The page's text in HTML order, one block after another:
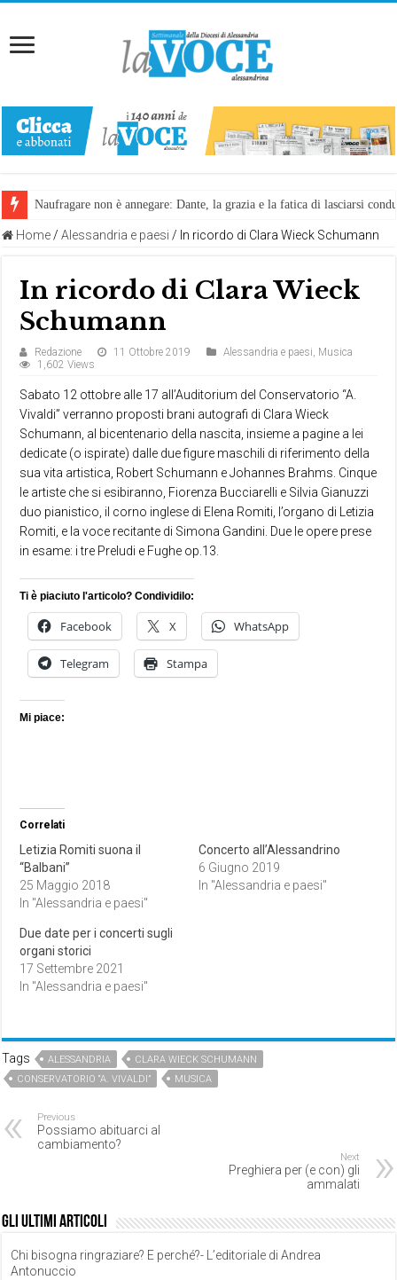
Naufragare non è annegare: Dante, la grazia e la fatica di lasciarsi
Home / Alessandria e paesi / In ricordo di Clara Wieck Schumann
In ricordo di Clara Wieck
Schumann
Redazione 11 Ottobre 2019 Alessandria e paesi, Musica
1,602 Views
Sabato 12 ottobre alle 17 all’Auditorium del Conservatorio “A.
Vivaldi” verranno proposti brani autografi di Clara Wieck
Schumann, al bicentenario della nascita, insieme a pagine a lei
dedicate (o ispirate) dalle due figure maschili di riferimento della
sua vita artistica, Robert Schumann e Johannes Brahms. Cinque
le artiste che si esibiranno, Fiorenza Bucciarelli e Silvia Gianuzzi
duo pianistico, il corno inglese di Elena Romiti, l’organo di Letizia
Romiti, e la voce recitante di Simona Gandini. Due le opere prese
in esame: i tre Preludi e Fughe op.13.
Ti è piaciuto l'articolo? Condividilo:
Facebook X WhatsApp
Telegram Stampa
Mi piace:
Correlati
Letizia Romiti suona il
“Balbani”
25 Maggio 2018
In "Alessandria e paesi"
Concerto all’Alessandrino
6 Giugno 2019
In "Alessandria e paesi"
Due date per i concerti sugli
organi storici
17 Settembre 2021
In "Alessandria e paesi"
Tags ALESSANDRIA
CLARA WIECK SCHUMANN
CONSERVATORIO “A. VIVALDI”
MUSICA
Previous
Possiamo abituarci al
cambiamento?
Next
Preghiera per (e con) gli
ammalati
Gli ultimi articoli
Chi bisogna ringraziare? E perché?- L’editoriale di Andrea
Antonuccio